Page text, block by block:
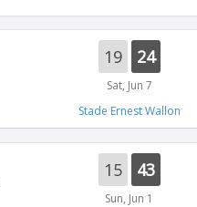
19 24
Sat, Jun 7
Stade Ernest Wallon
15 43
Sun, Jun 1